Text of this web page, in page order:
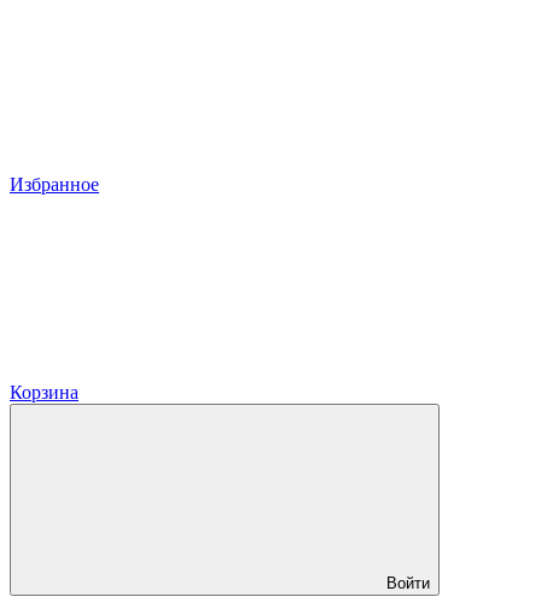
Избранное
Корзина
Войти